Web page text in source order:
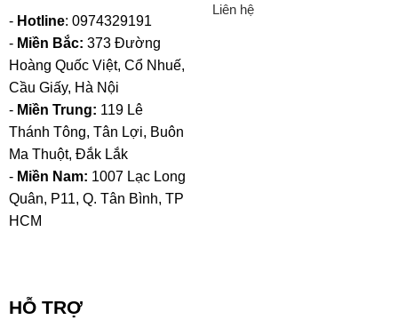
- Hotline: 0974329191
- Miền Bắc: 373 Đường
Hoàng Quốc Việt, Cổ Nhuế,
Cầu Giấy, Hà Nội
- Miền Trung: 119 Lê
Thánh Tông, Tân Lợi, Buôn
Ma Thuột, Đắk Lắk
- Miền Nam: 1007 Lạc Long
Quân, P11, Q. Tân Bình, TP
HCM
Liên hệ
HỖ TRỢ